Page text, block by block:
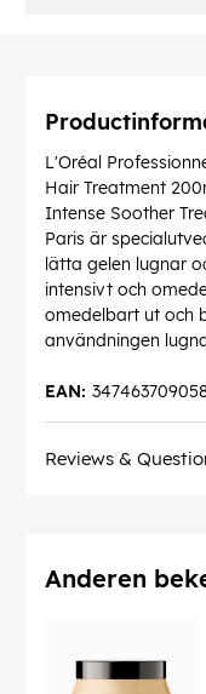
L'Oréal
Hair Treatment
Intense Soother
Paris är
lätta gelen lugnar
intensivt och
omedelbart ut och
användningen
EAN:
Reviews &
Anderen